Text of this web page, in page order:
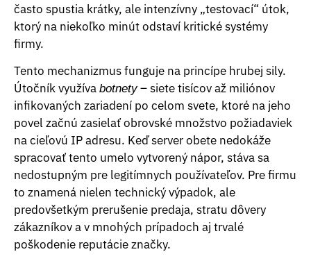
často spustia krátky, ale intenzívny „testovací“ útok,
ktorý na niekoľko minút odstaví kritické systémy
firmy.
Tento mechanizmus funguje na princípe hrubej sily.
Útočník využíva botnety– siete tisícov až miliónov
infikovaných zariadení po celom svete, ktoré na jeho
povel začnú zasielať obrovské množstvo požiadaviek
na cieľovú IP adresu. Keď server obete nedokáže
spracovať tento umelo vytvorený nápor, stáva sa
nedostupným pre legitímnych používateľov. Pre firmu
to znamená nielen technický výpadok, ale
predovšetkým prerušenie predaja, stratu dôvery
zákazníkov a v mnohých prípadoch aj trvalé
poškodenie reputácie značky.